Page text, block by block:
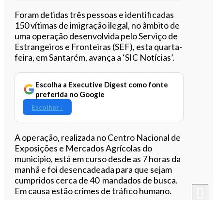
Ouvir este artigo
Foram detidas três pessoas e identificadas
150 vítimas de imigração ilegal, no âmbito de
uma operação desenvolvida pelo Serviço de
Estrangeiros e Fronteiras (SEF), esta quarta-
feira, em Santarém, avança a ‘SIC Notícias’.
Escolha a Executive Digest como fonte
preferida no Google
Escolher ›
A operação, realizada no Centro Nacional de
Exposições e Mercados Agrícolas do
município, está em curso desde as 7 horas da
manhã e foi desencadeada para que sejam
cumpridos cerca de 40 mandados de busca.
Em causa estão crimes de tráfico humano.